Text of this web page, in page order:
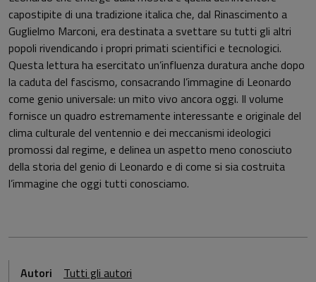
capostipite di una tradizione italica che, dal Rinascimento a
Guglielmo Marconi, era destinata a svettare su tutti gli altri
popoli rivendicando i propri primati scientifici e tecnologici.
Questa lettura ha esercitato un’influenza duratura anche dopo
la caduta del fascismo, consacrando l’immagine di Leonardo
come genio universale: un mito vivo ancora oggi. Il volume
fornisce un quadro estremamente interessante e originale del
clima culturale del ventennio e dei meccanismi ideologici
promossi dal regime, e delinea un aspetto meno conosciuto
della storia del genio di Leonardo e di come si sia costruita
l’immagine che oggi tutti conosciamo.
Autori
Tutti gli autori